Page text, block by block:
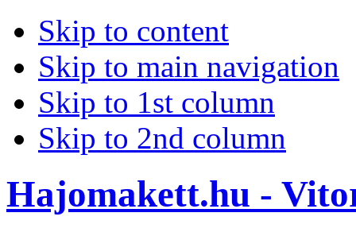
Skip to content
Skip to main navigation
Skip to 1st column
Skip to 2nd column
Hajomakett.hu -